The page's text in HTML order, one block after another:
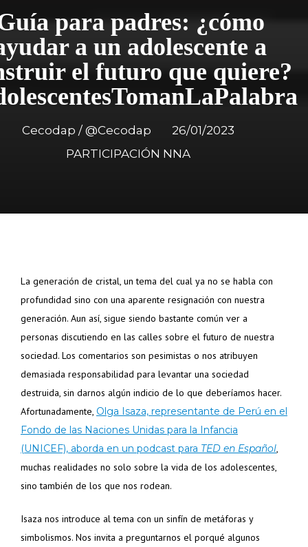
para padres: ¿cómo
a un adolescente a
el futuro que quiere?
Cecodap / @Cecodap
26/01/2023
PARTICIPACIÓN NNA
La generación de cristal, un tema del cual ya no se habla con
profundidad sino con una aparente resignación con nuestra
generación. Aun así, sigue siendo bastante común ver a
personas discutiendo en las calles sobre el futuro de nuestra
sociedad. Los comentarios son pesimistas o nos atribuyen
demasiada responsabilidad para levantar una sociedad
destruida, sin darnos algún indicio de lo que deberíamos hacer.
Afortunadamente, Olga Isaza, representante de Perú en el
Fondo de las Naciones Unidas para la Infancia
(UNICEF), aborda en un podcast para TED en Español,
muchas realidades no solo sobre la vida de los adolescentes,
sino también de los que nos rodean.
Isaza nos introduce al tema con un sinfín de metáforas y
simbolismos. Nos invita a preguntarnos el porqué algunos